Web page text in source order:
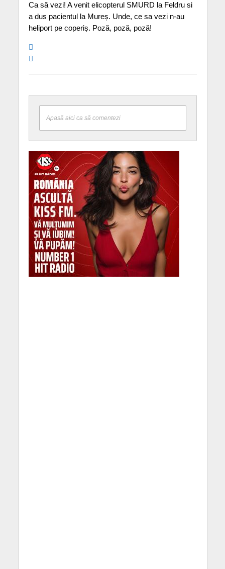
Ca să vezi! A venit elicopterul SMURD la Feldru si
a dus pacientul la Mureș. Unde, ce sa vezi n-au
heliport pe coperiș. Poză, poză, poză!
Apasă aici ca să comentezi